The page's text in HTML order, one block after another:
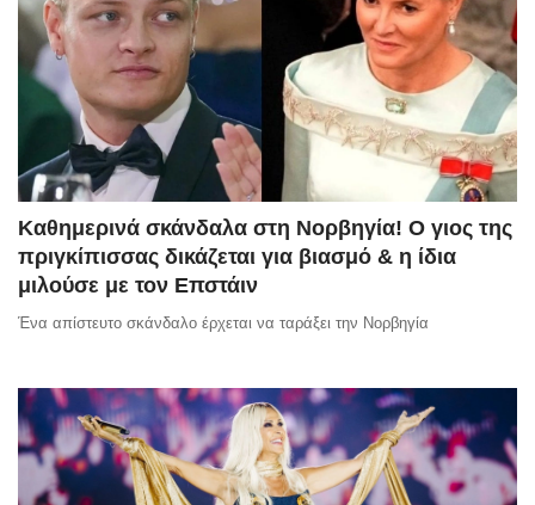
Καθημερινά σκάνδαλα στη Νορβηγία! Ο γιος της
πριγκίπισσας δικάζεται για βιασμό & η ίδια
μιλούσε με τον Επστάιν
Ένα απίστευτο σκάνδαλο έρχεται να ταράξει την Νορβηγία